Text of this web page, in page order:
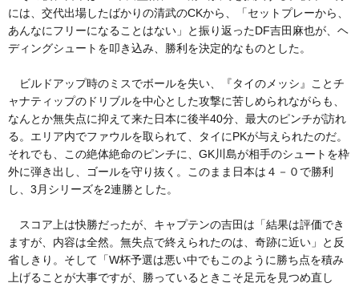
には、交代出場したばかりの清武のCKから、「セットプレーから、
あんなにフリーになることはない」と振り返ったDF吉田麻也が、ヘ
ディングシュートを叩き込み、勝利を決定的なものとした。
ビルドアップ時のミスでボールを失い、『タイのメッシ』ことチ
ャナティップのドリブルを中心とした攻撃に苦しめられながらも、
なんとか無失点に抑えて来た日本に後半40分、最大のピンチが訪れ
る。エリア内でファウルを取られて、タイにPKが与えられたのだ。
それでも、この絶体絶命のピンチに、GK川島が相手のシュートを枠
外に弾き出し、ゴールを守り抜く。このまま日本は４－０で勝利
し、3月シリーズを2連勝とした。
スコア上は快勝だったが、キャプテンの吉田は「結果は評価でき
ますが、内容は全然。無失点で終えられたのは、奇跡に近い」と反
省しきり。そして「W杯予選は悪い中でもこのように勝ち点を積み
上げることが大事ですが、勝っているときこそ足元を見つめ直し